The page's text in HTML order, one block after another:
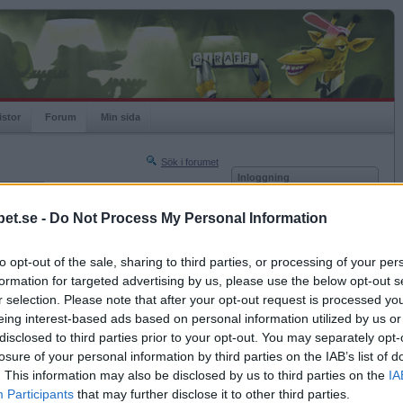
- Do Not Process My Personal Information
opt-out of the sale, sharing to third parties, or processing of your
for targeted advertising by us, please use the below opt-out
selection. Please note that after your opt-out request is processed
interest-based ads based on personal information utilized by us
to third parties prior to your opt-out. You may separately
of your personal information by third parties on the IAB’s list of
This information may also be disclosed by us to third parties on the
Participants that may further disclose it to other third parties.
Forum Min sida
Sök i forumet
Nästa sida »
2016-04-17 21:10
Inloggning
Kom ihåg mig
Glömt ditt lösenord?
Få ny aktiveringslänk
Betapet är gratis!